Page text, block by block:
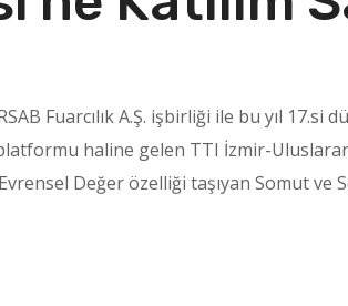
Fuarcılık A.Ş. işbirliği ile bu yıl
haline gelen TTI İzmir-
Değer özelliği taşıyan Somut ve